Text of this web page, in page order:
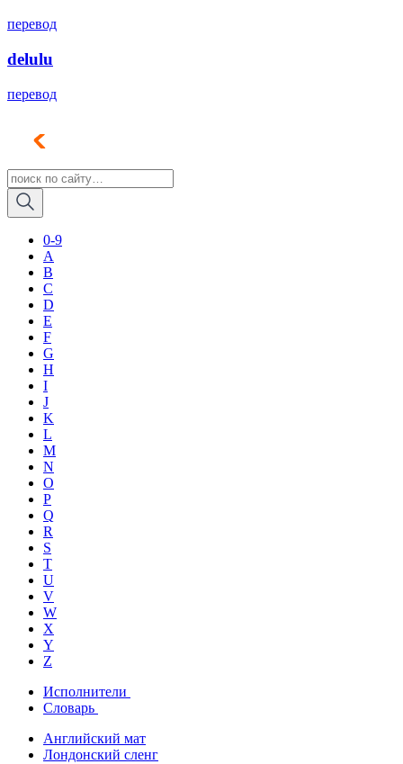
перевод
delulu
перевод
0-9
A
B
C
D
E
F
G
H
I
J
K
L
M
N
O
P
Q
R
S
T
U
V
W
X
Y
Z
Исполнители
Словарь
Английский мат
Лондонский сленг